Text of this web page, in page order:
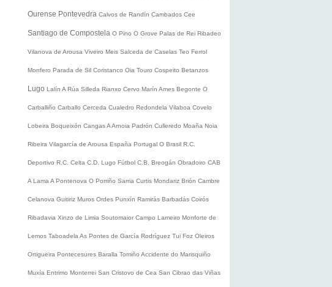
Ourense Pontevedra Calvos de Randín Cambados Cee
Santiago de Compostela O Pino O Grove Palas de Rei Ribadeo
Vilanova de Arousa Viveiro Meis Salceda de Caselas Teo Ferrol
Monfero Parada de Sil Coristanco Oia Touro Cospeito Betanzos
Lugo Lalín A Rúa Silleda Rianxo Cervo Marín Ames Begonte O
Carballiño Carballo Cerceda Cualedro Redondela Vilaboa Covelo
Lobeira Boqueixón CangasA Arnoia Padrón Culleredo Moaña Noia
Ribeira Vilagarcía de Arousa España Portugal O Brasil R.C.
Deportivo R.C. Celta C.D. Lugo Fútbol C.B. Breogán Obradoiro CAB
A Lama A Pontenova O Porriño Sarria Curtis Mondariz Brión Cambre
Celanova Guitiriz Muros Ordes Punxín Ramirás Barbadás Coirós
Ribadavia Xinzo de Limia Soutomaior Campo Lameiro Monforte de
Lemos Taboadela As Pontes de García Rodríguez Tui Foz Oleiros
Ortigueira Pontecesures Baralla Tomiño Accidente do Marisquiño
Muxía Entrimo Monterrei San Cristovo de Cea San Cibrao das Viñas